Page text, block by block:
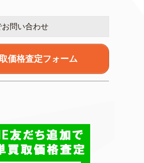
お問い合わせ
価格査定フォーム